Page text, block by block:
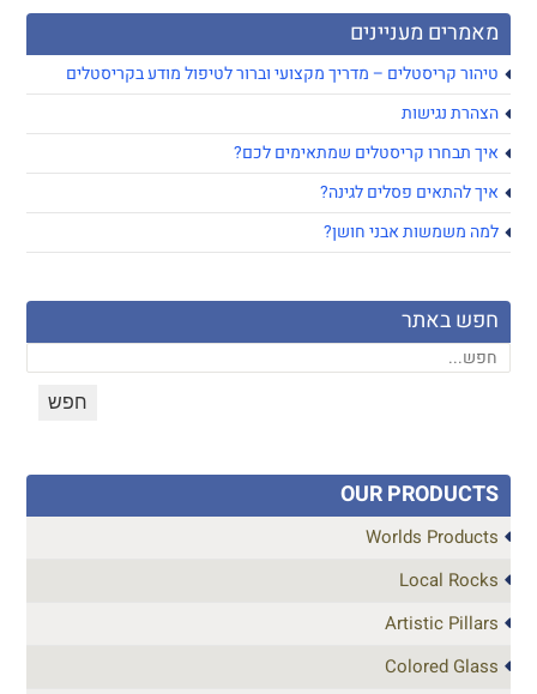
מאמרים מעניינים
טיהור קריסטלים – מדריך מקצועי וברור לטיפול מודע בקריסטלים
הצהרת נגישות
איך תבחרו קריסטלים שמתאימים לכם?
איך להתאים פסלים לגינה?
למה משמשות אבני חושן?
חפש באתר
OUR PRODUCTS
Worlds Products
Local Rocks
Artistic Pillars
Colored Glass